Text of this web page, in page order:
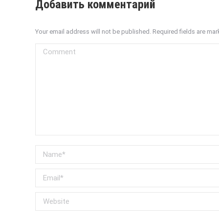
Добавить комментарий
Your email address will not be published. Required fields are
Comment
Name *
Email *
Website